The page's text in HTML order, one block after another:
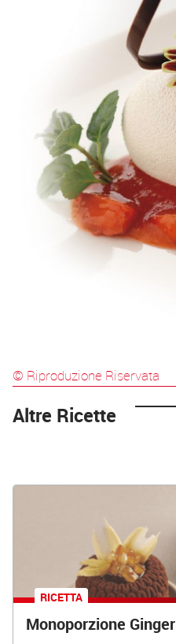
© Riproduzione Riservata
Altre Ricette
RICETTA
Monoporzione Ginger